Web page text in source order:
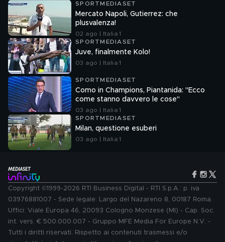
SPORTMEDIASET
Mercato Napoli, Gutierrez: che
plusvalenza!
02 ago | Italia 1
SPORTMEDIASET
Juve, finalmente Kolo!
03 ago | Italia 1
SPORTMEDIASET
Como in Champions, Piantanida: "Ecco
come stanno davvero le cose"
03 ago | Italia 1
SPORTMEDIASET
Milan, questione esuberi
03 ago | Italia 1
Copyright ©1999-2026 RTI Business Digital - RTI S.p.A.: p. iva
03976881007 - Sede legale: Largo del Nazareno 8, 00187 Roma.
Uffici: Viale Europa 46, 20093 Cologno Monzese (MI) - Cap. Soc.
int. vers. € 500.000.007 - Gruppo MFE Media For Europe N.V. -
Tutti i diritti riservati. Rispetto ai contenuti trasmessi e/o